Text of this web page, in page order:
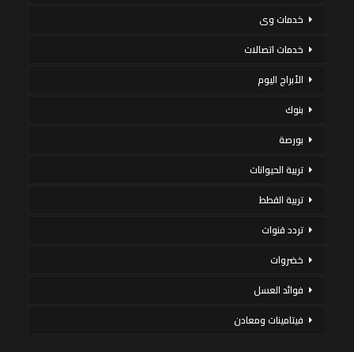
خدمات وى
خدمات اتصالات
الأبراج اليوم
بنوك
بورصة
تربية الحيوانات
تربية القطط
تردد قنوات
خضروات
فوائد العسل
فيتامينات ومعادن